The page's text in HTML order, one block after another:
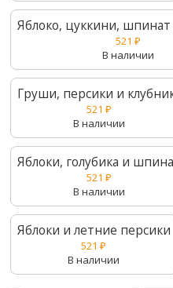
Яблоко, цуккини, шпинат
521 ₽
В наличии
Груши, персики и
521₽
В наличии
Яблоки, голубика и
521 ₽
В наличии
Яблоки и летние персики
521₽
В наличии